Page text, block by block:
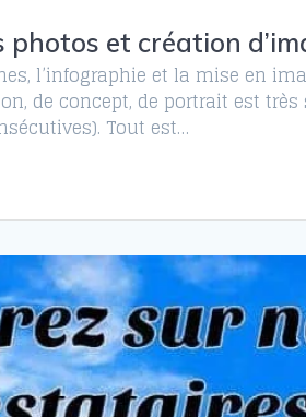
photos et création
l’infographie et la mise en
de concept, de portrait est
Tout est…